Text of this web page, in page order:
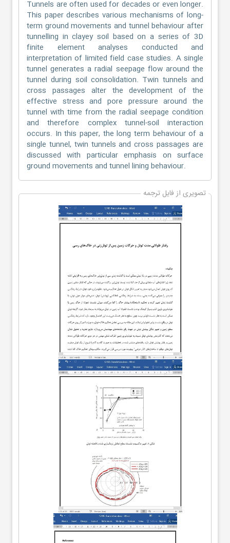
Tunnels are often used for decades or even longer.
This paper describes various mechanisms of long-
term ground movements and tunnel behaviour after
tunnelling in clayey soil based on a series of 3D
finite element analyses conducted and
interpretation of limited field case studies. A single
tunnel generates a radial seepage flow around the
tunnel during soil consolidation. Twin tunnels and
cross passages alter the development of the
effective stress and pore pressure around the
tunnel with time from the radial seepage condition
and therefore complex tunnel-soil interaction
occurs. In this paper, the long term behaviour of a
single tunnel, twin tunnels and cross passages are
discussed with particular emphasis on surface
ground movements and tunnel lining behaviour.
تصویری از فایل ترجمه